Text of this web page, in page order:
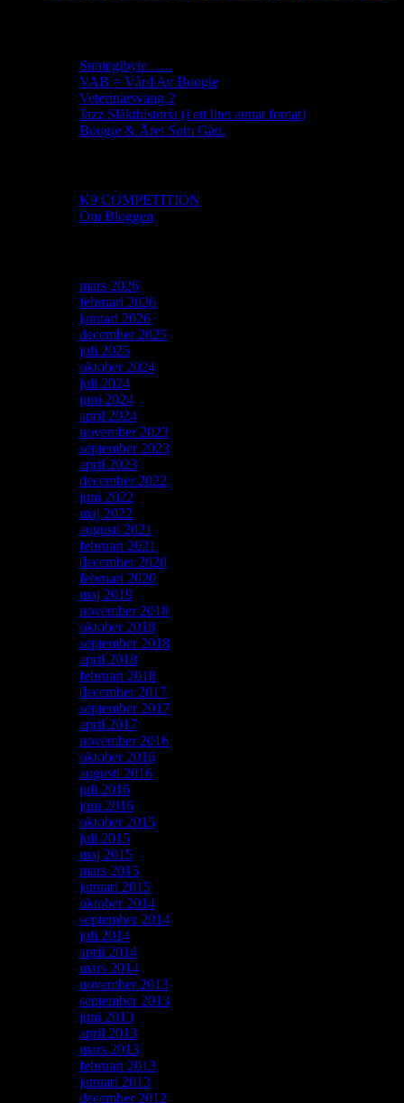
Strategibyte …..
VAB = Vård Av Boogie
Veterinärsväng 2
Jazz Släkthistoria (i ett litet annat fomat)
Boogie & Året Som Gått.
K9 COMPETITION
Om Bloggen
mars 2026
februari 2026
januari 2026
december 2025
juli 2025
oktober 2024
juli 2024
juni 2024
april 2024
november 2023
september 2023
april 2023
december 2022
juni 2022
maj 2022
augusti 2021
februari 2021
december 2020
februari 2020
maj 2019
november 2018
oktober 2018
september 2018
april 2018
februari 2018
december 2017
september 2017
april 2017
november 2016
oktober 2016
augusti 2016
juli 2016
juni 2016
oktober 2015
juli 2015
maj 2015
mars 2015
januari 2015
oktober 2014
september 2014
juli 2014
april 2014
mars 2014
november 2013
september 2013
juni 2013
april 2013
mars 2013
februari 2013
januari 2013
december 2012